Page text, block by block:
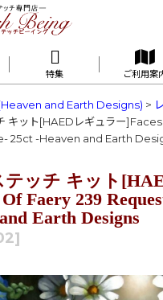
特集 ご利用案
and Earth Designs) >
キット[HAEDレギュラー
25ct -Heaven and Earth
テッチ キット
Faery 239
Earth Designs
]